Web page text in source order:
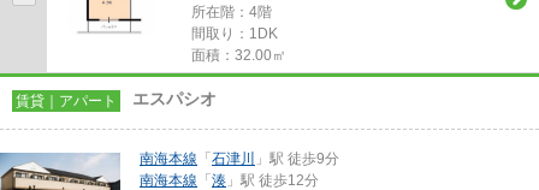
所在階：4階
間取り：1DK
面積：32.00㎡
賃貸｜アパート エスパシオ
南海本線 「 石津川
」駅 徒歩9分
南海本線 「 湊 」駅 徒歩12分